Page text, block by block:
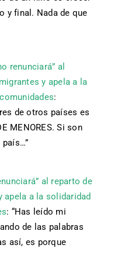
y final. Nada de que
renunciará” al
y apela a la
:
de otros países es
MENORES. Si son
país…”
al reparto de
apela a la solidaridad
: “Has leído mi
de las palabras
así, es porque